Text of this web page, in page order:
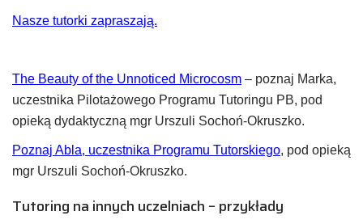
Nasze tutorki zapraszają.
The Beauty of the Unnoticed Microcosm – poznaj Marka,
uczestnika Pilotażowego Programu Tutoringu PB, pod
opieką dydaktyczną mgr Urszuli Sochoń-Okruszko.
Poznaj Abla, uczestnika Programu Tutorskiego, pod opieką
mgr Urszuli Sochoń-Okruszko.
Tutoring na innych uczelniach – przykłady